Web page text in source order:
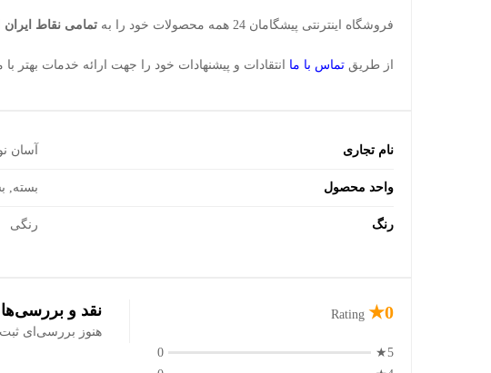
فروشگاه اینترنتی پیشگامان 24 همه محصولات خود را به تمامی نقاط ایران
از طریق تماس با ما انتقادات و پیشنهادات خود را جهت ارائه خدمات بهتر با
نام تجاری آسان
واحد محصول بسته,
رنگ رنگی
0★
Rating
5★
0
نقد و بررسی‌ها
هنوز بررسی‌ای